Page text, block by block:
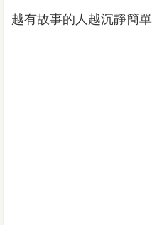
越有故事的人越沉靜簡單